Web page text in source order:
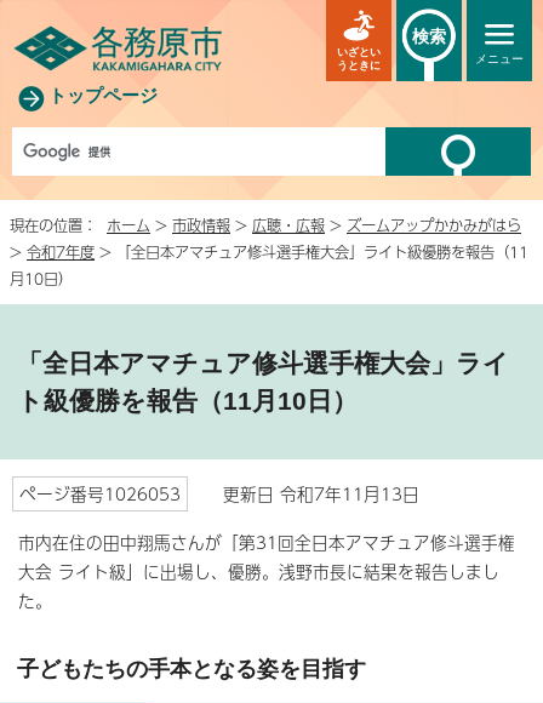
トップページ
メニュー
いざとい
うときに
検索
現在の位置： ホーム > 市政情報 > 広聴・広報 > ズームアップかかみがはら
> 令和7年度 > 「全日本アマチュア修斗選手権大会」ライト級優勝を報告（11
月10日）
「全日本アマチュア修斗選手権大会」ライ
ト級優勝を報告（11月10日）
ページ番号1026053
更新日 令和7年11月13日
市内在住の田中翔馬さんが「第31回全日本アマチュア修斗選手権
大会 ライト級」に出場し、優勝。浅野市長に結果を報告しまし
た。
子どもたちの手本となる姿を目指す